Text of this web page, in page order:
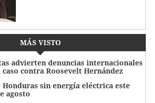
MÁS VISTO
advierten denuncias internacionales
contra Roosevelt Hernández
Honduras sin energía eléctrica este
agosto